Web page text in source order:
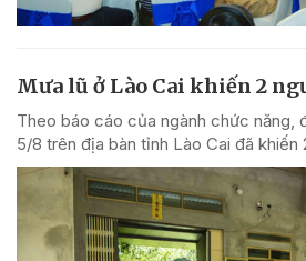
Mưa lũ ở Lào Cai khiến 2
Theo báo cáo của ngành chức năng,
5/8 trên địa bàn tỉnh Lào Cai đã khiến